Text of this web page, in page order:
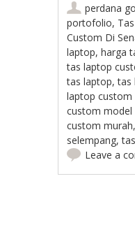
perdana
portofolio,
Custom Di
laptop,harga
tas laptop
tas laptop,tas
laptop custom
custom model
custom murah
selempang,
Leave a